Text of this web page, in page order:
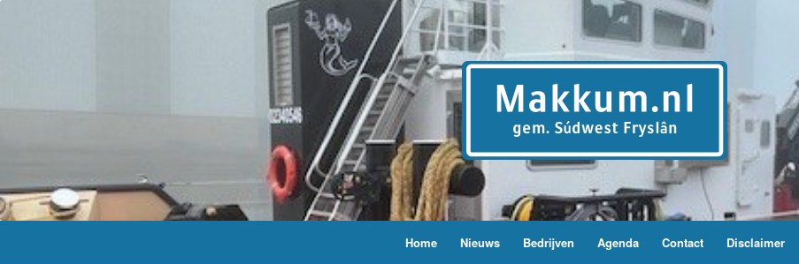
Home Nieuws Bedrijven Agenda Contact Disclaimer